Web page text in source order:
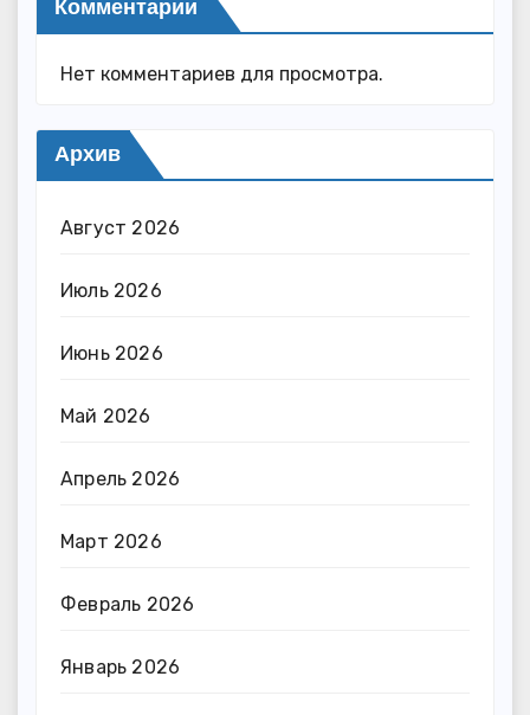
Комментарии
Нет комментариев для просмотра.
Архив
Август 2026
Июль 2026
Июнь 2026
Май 2026
Апрель 2026
Март 2026
Февраль 2026
Январь 2026